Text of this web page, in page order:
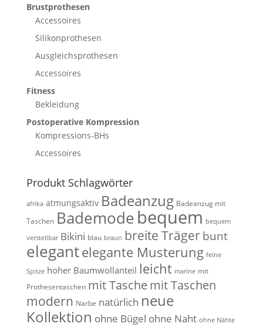
Brustprothesen
Accessoires
Silikonprothesen
Ausgleichsprothesen
Accessoires
Fitness
Bekleidung
Postoperative Kompression
Kompressions-BHs
Accessoires
Produkt Schlagwörter
afrika atmungsaktiv Badeanzug Badeanzug mit
Taschen Bademodebequem bequem
verstellbar Bikini blau braun breite Träger bunt
elegantelegante Musterung feine
Spitze hoher Baumwollanteil leicht marine mit
Prothesentaschen mit Taschemit Taschen
modern Narbe natürlich neue
Kollektion ohne Bügel ohne Naht ohne Nähte